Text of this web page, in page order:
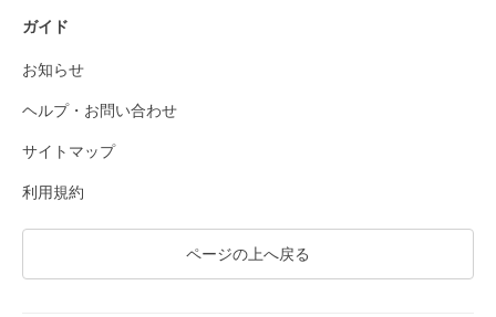
ガイド
お知らせ
ヘルプ・お問い合わせ
サイトマップ
利用規約
ページの上へ戻る